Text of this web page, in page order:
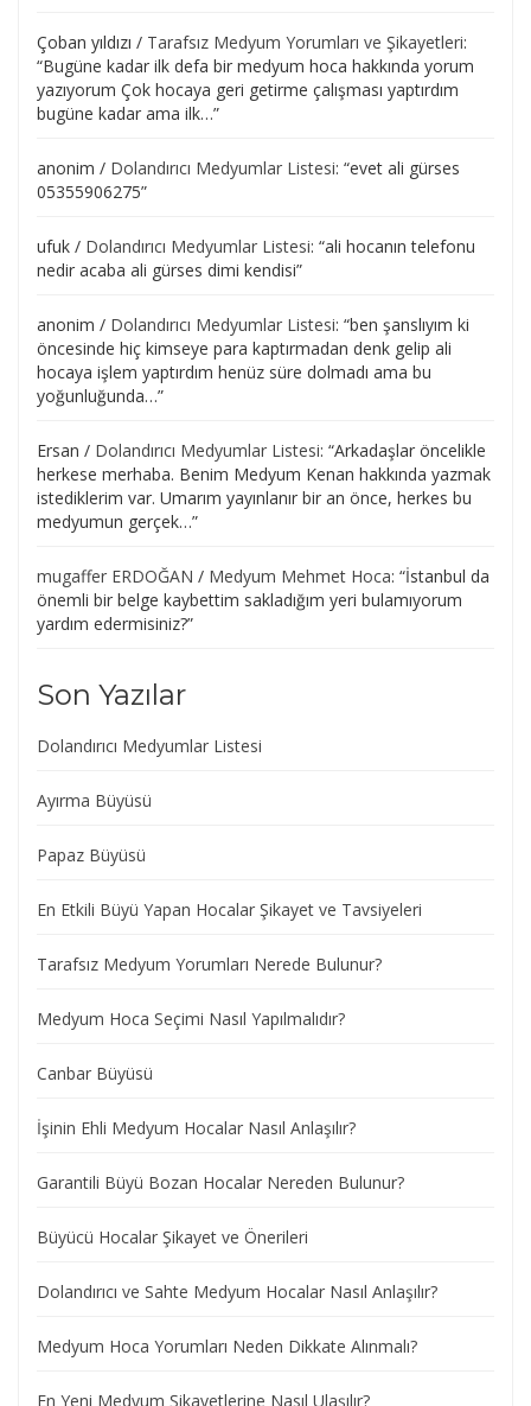
Çoban yıldızı / Tarafsız Medyum Yorumları ve Şikayetleri:
“Bugüne kadar ilk defa bir medyum hoca hakkında yorum
yazıyorum Çok hocaya geri getirme çalışması yaptırdım
bugüne kadar ama ilk…”
anonim / Dolandırıcı Medyumlar Listesi: “evet ali gürses
05355906275”
ufuk / Dolandırıcı Medyumlar Listesi: “ali hocanın telefonu
nedir acaba ali gürses dimi kendisi”
anonim / Dolandırıcı Medyumlar Listesi: “ben şanslıyım ki
öncesinde hiç kimseye para kaptırmadan denk gelip ali
hocaya işlem yaptırdım henüz süre dolmadı ama bu
yoğunluğunda…”
Ersan / Dolandırıcı Medyumlar Listesi: “Arkadaşlar öncelikle
herkese merhaba. Benim Medyum Kenan hakkında yazmak
istediklerim var. Umarım yayınlanır bir an önce, herkes bu
medyumun gerçek…”
mugaffer ERDOĞAN / Medyum Mehmet Hoca: “İstanbul da
önemli bir belge kaybettim sakladığım yeri bulamıyorum
yardım edermisiniz?”
Son Yazılar
Dolandırıcı Medyumlar Listesi
Ayırma Büyüsü
Papaz Büyüsü
En Etkili Büyü Yapan Hocalar Şikayet ve Tavsiyeleri
Tarafsız Medyum Yorumları Nerede Bulunur?
Medyum Hoca Seçimi Nasıl Yapılmalıdır?
Canbar Büyüsü
İşinin Ehli Medyum Hocalar Nasıl Anlaşılır?
Garantili Büyü Bozan Hocalar Nereden Bulunur?
Büyücü Hocalar Şikayet ve Önerileri
Dolandırıcı ve Sahte Medyum Hocalar Nasıl Anlaşılır?
Medyum Hoca Yorumları Neden Dikkate Alınmalı?
En Yeni Medyum Şikayetlerine Nasıl Ulaşılır?